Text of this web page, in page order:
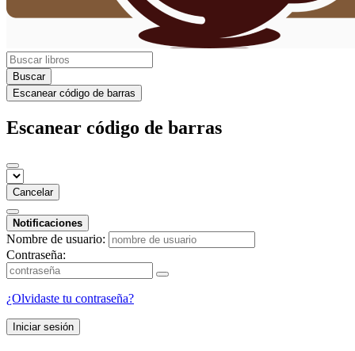
Buscar
Escanear código de barras
Escanear código de barras
Cancelar
Notificaciones
Nombre de usuario:
Contraseña:
¿Olvidaste tu contraseña?
Iniciar sesión